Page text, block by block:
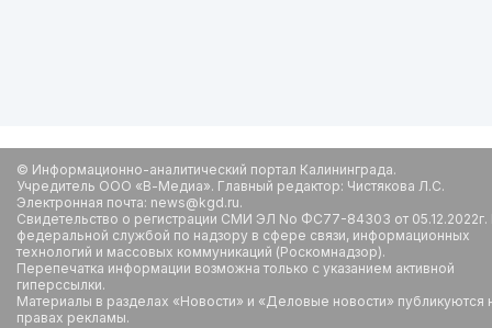
© Информационно-аналитический портал Калининграда.
Учредитель ООО «В-Медиа». Главный редактор: Чистякова Л.С.
Электронная почта: news@kgd.ru.
Свидетельство о регистрации СМИ ЭЛ No ФС77-84303 от
федеральной службой по надзору в сфере связи, информационных
технологий и массовых коммуникаций (Роскомнадзор).
Перепечатка информации возможна только с указанием активной
гиперссылки.
Материалы в разделах «Новости» и «Деловые новости» публикуются
правах рекламы.